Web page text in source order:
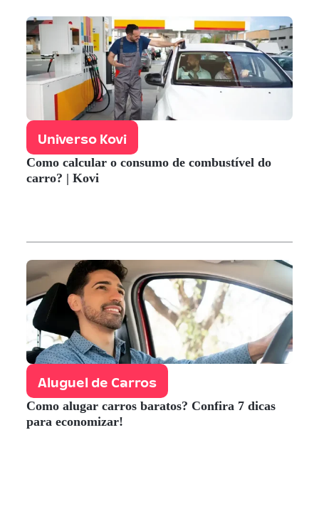
Universo Kovi
Como calcular o consumo de combustível do
carro? | Kovi
Aluguel de Carros
Como alugar carros baratos? Confira 7 dicas
para economizar!